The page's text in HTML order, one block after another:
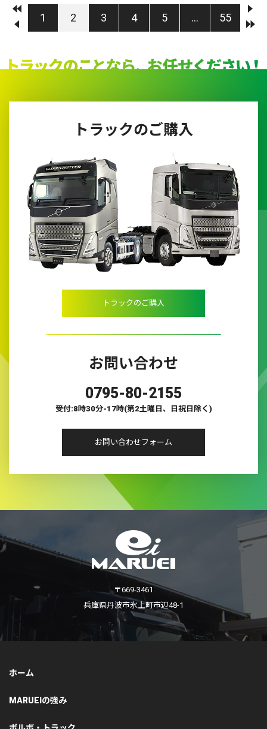
1 2 3 4 5 … 55
トラックのご購入
トラックのご購入
お問い合わせ
0795-80-2155
受付:8時30分-17時(第2土曜日、日祝日除く)
お問い合わせフォーム
〒669-3461
兵庫県丹波市氷上町市辺48-1
ホーム
MARUEIの強み